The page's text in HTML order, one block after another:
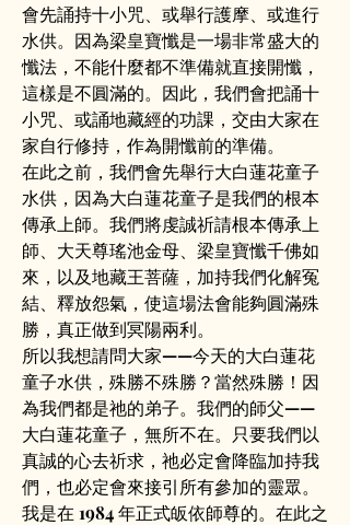
會先誦持十小咒、或舉行護摩、或進行
水供。因為梁皇寶懺是一場非常盛大的
懺法，不能什麼都不準備就直接開懺，
這樣是不圓滿的。因此，我們會把誦十
小咒、或誦地藏經的功課，交由大家在
家自行修持，作為開懺前的準備。
在此之前，我們會先舉行大白蓮花童子
水供，因為大白蓮花童子是我們的根本
傳承上師。我們將虔誠祈請根本傳承上
師、大天尊瑤池金母、梁皇寶懺千佛如
來，以及地藏王菩薩，加持我們化解冤
結、釋放怨氣，使這場法會能夠圓滿殊
勝，真正做到冥陽兩利。
所以我想請問大家——今天的大白蓮花
童子水供，殊勝不殊勝？當然殊勝！因
為我們都是祂的弟子。我們的師父——
大白蓮花童子，無所不在。只要我們以
真誠的心去祈求，祂必定會降臨加持我
們，也必定會來接引所有參加的靈眾。
我是在 1984 年正式皈依師尊的。在此之